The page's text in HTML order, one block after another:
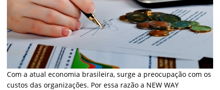
Com a atual economia brasileira, surge a preocupação com os
custos das organizações. Por essa razão a NEW WAY